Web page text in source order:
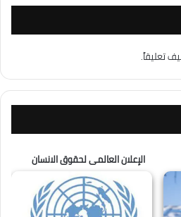
تعليقاً.
الإعلان العالمى لحقوق الانسان